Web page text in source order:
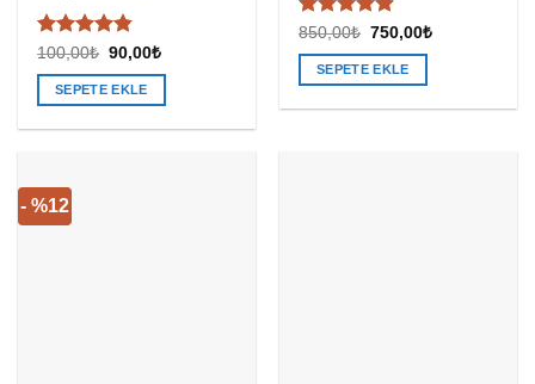
5
üzerinden
4.78oy
aldı
100,00₺ Orijinal
fiyat:
100,00₺.
90,00₺Şu
fiyat:
SEPETE EKLE
5 üzerinden
4.9oy aldı
850,00₺ Orijinal
850,00₺.
750,00₺Şu
SEPETE EKLE
- %12